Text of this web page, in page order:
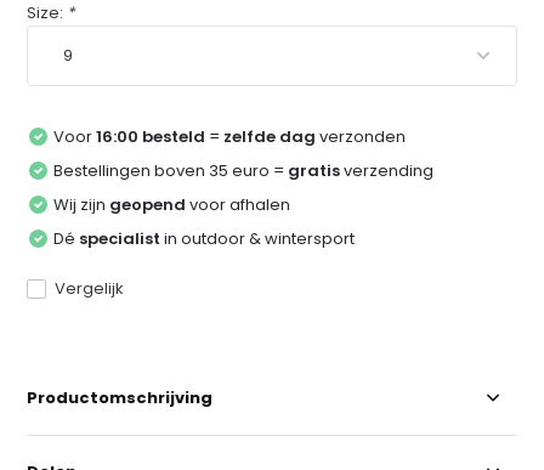
Size: *
Voor16:00 besteld = zelfde dag verzonden
Bestellingen boven 35 euro = gratisverzending
Wij zijn geopend voor afhalen
Dé specialist in outdoor & wintersport
Vergelijk
Productomschrijving